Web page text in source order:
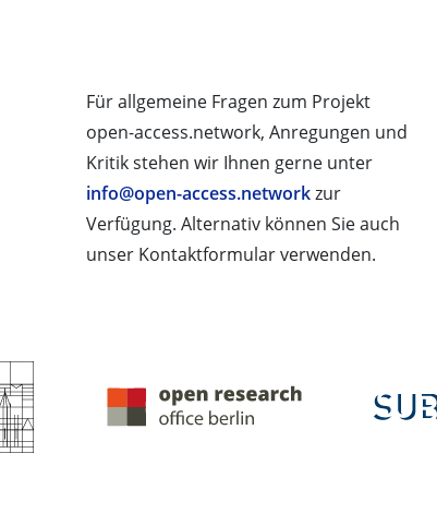
Für allgemeine Fragen zum Projekt
open-access.network, Anregungen und
Kritik stehen wir Ihnen gerne unter
info@open-access.networkzur
Verfügung. Alternativ können Sie auch
unser Kontaktformular verwenden.